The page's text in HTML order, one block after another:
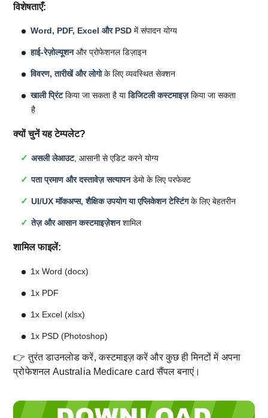
विशेषताएँ:
Word, PDF, Excel और PSD में संपादन योग्य
हाई-रेज़ोल्यूशनऔर प्रोफेशनल डिज़ाइन
विवरण, तारीखें और लोगोके लिए व्यवस्थित सेक्शन
खाली प्रिंटकिया जा सकता है याडिजिटली कस्टमाइज़किया जा सकता
है
क्यों चुनें यह टेम्पलेट?
असली लेआउट, आसानी से एडिट करने योग्य
पता प्रमाण और दस्तावेज़ सत्यापनडेमो के लिए परफेक्ट
UI/UX मॉकअप्स, शैक्षिक उपयोग या एप्लिकेशन टेस्टिंगके लिए बेहतरीन
तेज़ और आसान कस्टमाइज़ेशनशामिल
शामिल फाइलें:
1x Word (docx)
1x PDF
1x Excel (xlsx)
1x PSD (Photoshop)
👉 तुरंत डाउनलोड करें, कस्टमाइज़ करें और कुछ ही मिनटों में अपना
प्रोफेशनल Australia Medicare card सैंपल बनाएं।